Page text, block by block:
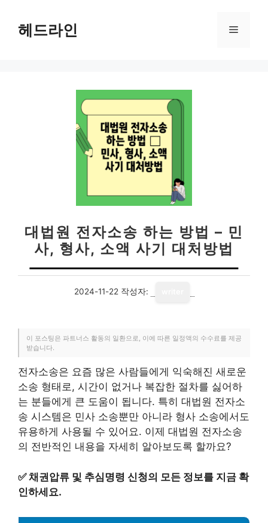
헤드라인 메
대법원 전자소송 하는 방법 – 민
사, 형사, 소액 사기 대처방법
2024-11-22 작성자:
이 포스팅은 파트너스 활동의 일환으로, 이에 따른 일정액의 수수료를 제공
받습니다.
전자소송은 요즘 많은 사람들에게 익숙해진 새로운
소송 형태로, 시간이 없거나 복잡한 절차를 싫어하
는 분들에게 큰 도움이 됩니다. 특히 대법원 전자소
송 시스템은 민사 소송뿐만 아니라 형사 소송에서도
유용하게 사용될 수 있어요. 이제 대법원 전자소송
의 전반적인 내용을 자세히 알아보도록 할까요?
✅채권압류 및 추심명령 신청의 모든 정보를 지금 확
인하세요.